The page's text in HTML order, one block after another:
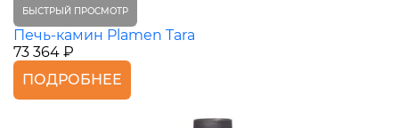
БЫСТРЫЙ ПРОСМОТР
Печь-камин Plamen Tara
73 364 ₽
ПОДРОБНЕЕ